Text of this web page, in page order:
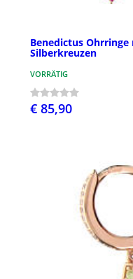
Benedictus
Silberkreuzen
VORRÄTIG
€ 85,90